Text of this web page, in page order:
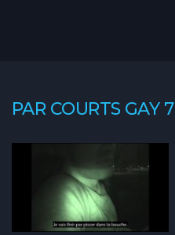
PAR COURTS GAY 7